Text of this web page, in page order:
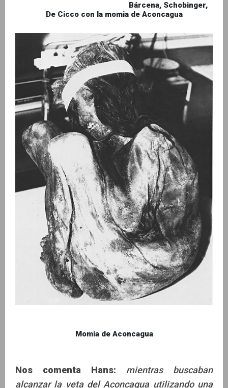
Bárcena, Schobinger,
De Cicco con la momia de Aconcagua
Momia de Aconcagua
Nos comenta Hans:
mientras buscaban
alcanzar la veta del Aconcagua utilizando una